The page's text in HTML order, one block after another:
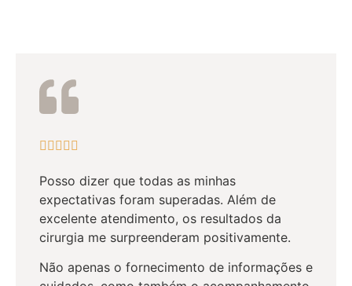
    
Posso dizer que todas as minhas
expectativas foram superadas. Além de
excelente atendimento, os resultados da
cirurgia me surpreenderam positivamente.
Não apenas o fornecimento de informações e